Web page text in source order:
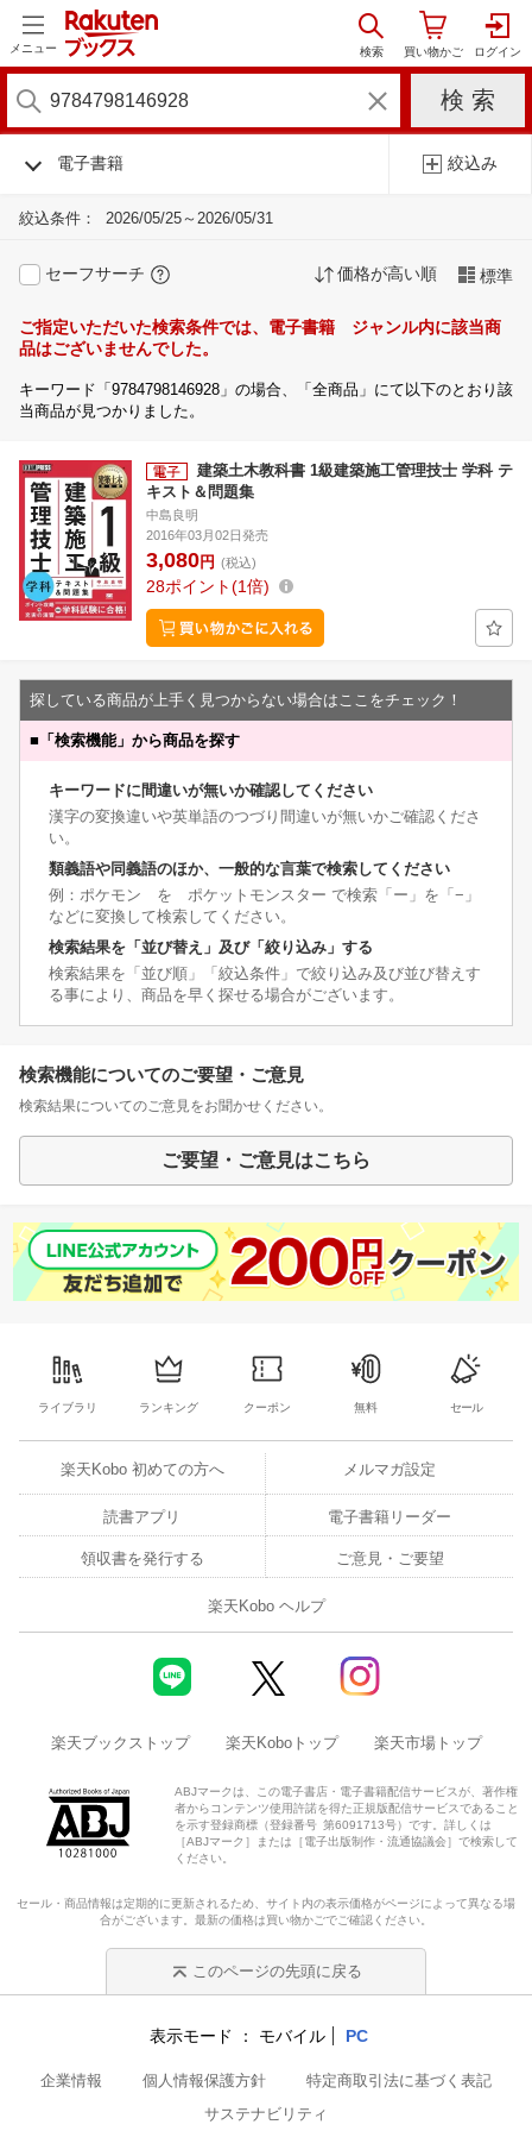
メニュー
電子書籍 絞込み
絞込条件： 2026/05/25～2026/05/31
セーフサーチ 価格が高い順 標準
ご指定いただいた検索条件では、電子書籍 ジャンル内に該当商
品はございませんでした。
キーワード「9784798146928」の場合、「全商品」にて以下のとおり該
当商品が見つかりました。
建築土木教科書 1級建築施工管理技士 学科 テ
キスト＆問題集
中島良明
2016年03月02日発売
3,080円 (税込)
28ポイント 1倍
探している商品が上手く見つからない場合はここをチェック！
■ 「検索機能」から商品を探す
キーワードに間違いが無いか確認してください
漢字の変換違いや英単語のつづり間違いが無いかご確認くださ
い。
類義語や同義語のほか、一般的な言葉で検索してください
例：ポケモン を ポケットモンスター で検索「ー」を「−」
などに変換して検索してください。
検索結果を「並び替え」及び「絞り込み」する
検索結果を「並び順」「絞込条件」で絞り込み及び並び替えす
る事により、商品を早く探せる場合がございます。
検索機能についてのご要望・ご意見
検索結果についてのご意見をお聞かせください。
ご要望・ご意見はこちら
ライブラリ ランキング クーポン 無料 セール
楽天Kobo 初めての方へ メルマガ設定
読書アプリ 電子書籍リーダー
領収書を発行する ご意見・ご要望
楽天Kobo ヘルプ
楽天ブックストップ 楽天Koboトップ 楽天市場トップ
ABJマークは、この電子書店・電子書籍配信サービスが、著作権
者からコンテンツ使用許諾を得た正規版配信サービスであること
を示す登録商標（登録番号 第6091713号）です。詳しくは
［ABJマーク］または［電子出版制作・流通協議会］で検索して
ください。
セール・商品情報は定期的に更新されるため、サイト内の表示価格がページによって異なる場
合がございます。最新の価格は買い物かごでご確認ください。
このページの先頭に戻る
表示モード モバイル PC
企業情報 個人情報保護方針
特定商取引法に基づく表記
サステナビリティ